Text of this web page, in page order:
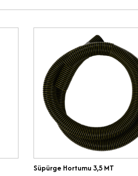
Süpürge Hortumu 3,5 MT